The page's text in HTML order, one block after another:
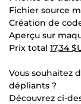
Fichier source
Création de
Aperçu sur
Prix total 17,34
Vous souhaitez
dépliants ?
Découvrez ci-